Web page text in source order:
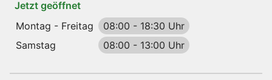
Jetzt geöffnet
Montag - Freitag
08:00 - 18:30 Uhr
Samstag
08:00 - 13:00 Uhr